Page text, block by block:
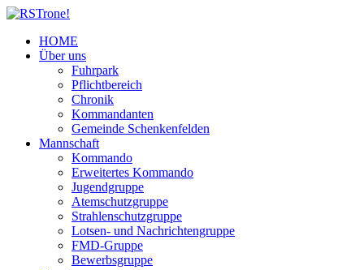
HOME
Über uns
Fuhrpark
Pflichtbereich
Chronik
Kommandanten
Gemeinde Schenkenfelden
Mannschaft
Kommando
Erweitertes Kommando
Jugendgruppe
Atemschutzgruppe
Strahlenschutzgruppe
Lotsen- und Nachrichtengruppe
FMD-Gruppe
Bewerbsgruppe